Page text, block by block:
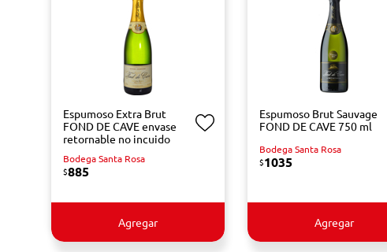
Espumoso Extra Brut
FOND DE CAVE envase
retornable no incuido
Bodega Santa Rosa
$885
Agregar
Espumoso Brut Sauvage
FOND DE CAVE 750 ml
Bodega Santa Rosa
$1035
Agregar